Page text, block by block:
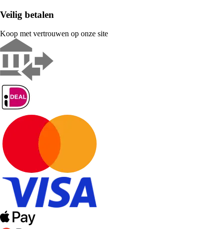
Veilig betalen
Koop met vertrouwen op onze site